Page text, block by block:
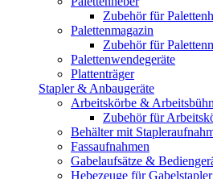
Zubehör für
Palettenmagazin
Zubehör für
Palettenwendegeräte
Plattenträger
Stapler & Anbaugeräte
Arbeitskörbe &
Zubehör für
Behälter mit
Fassaufnahmen
Gabelaufsätze &
Hebezeuge für Gabelstapler